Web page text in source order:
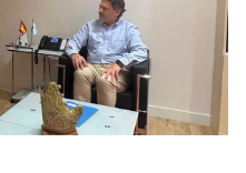
ourensana que